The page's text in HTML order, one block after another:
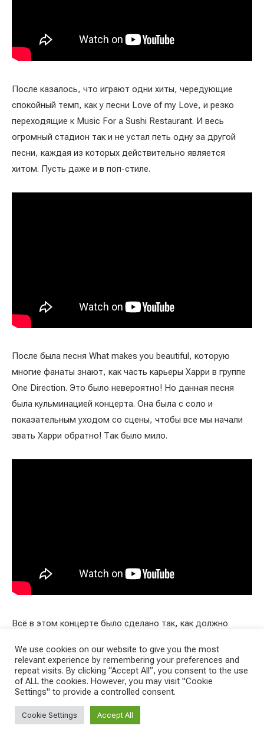
После казалось, что играют одни хиты, чередующие
спокойный темп, как у песни Love of my Love, и резко
переходящие к Music For a Sushi Restaurant. И весь
огромный стадион так и не устал петь одну за другой
песни, каждая из которых действительно является
хитом. Пусть даже и в поп-стиле.
После была песня What makes you beautiful, которую
многие фанаты знают, как часть карьеры Харри в группе
One Direction. Это было невероятно! Но данная песня
была кульминацией концерта. Она была с соло и
показательным уходом со сцены, чтобы все мы начали
звать Харри обратно! Так было мило.
Всё в этом концерте было сделано так, как должно
тех, кто поёт вместе с Харри. Перепевки и аранжировки.
We use cookies on our website to give you the most
relevant experience by remembering your preferences and
repeat visits. By clicking “Accept All”, you consent to the use
of ALL the cookies. However, you may visit "Cookie
Settings" to provide a controlled consent.
Cookie Settings Accept All